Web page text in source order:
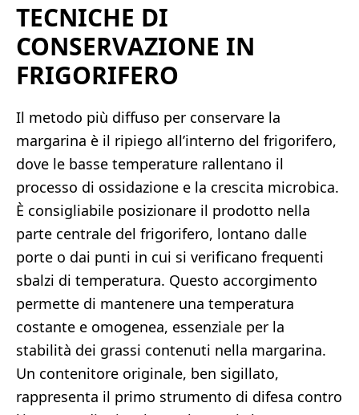
TECNICHE DI
CONSERVAZIONE IN
FRIGORIFERO
Il metodo più diffuso per conservare la
margarina è il ripiego all’interno del frigorifero,
dove le basse temperature rallentano il
processo di ossidazione e la crescita microbica.
È consigliabile posizionare il prodotto nella
parte centrale del frigorifero, lontano dalle
porte o dai punti in cui si verificano frequenti
sbalzi di temperatura. Questo accorgimento
permette di mantenere una temperatura
costante e omogenea, essenziale per la
stabilità dei grassi contenuti nella margarina.
Un contenitore originale, ben sigillato,
rappresenta il primo strumento di difesa contro